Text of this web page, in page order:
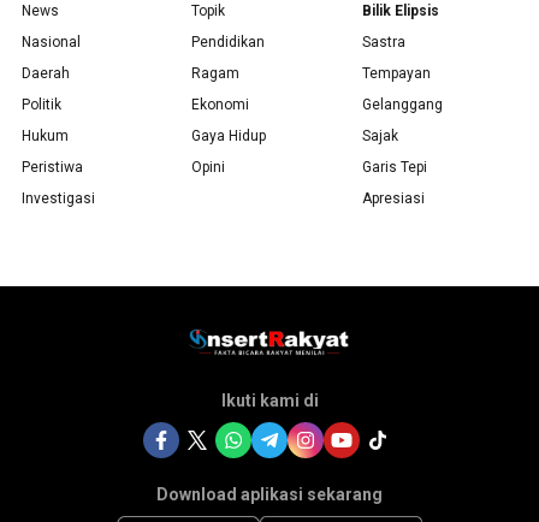
News
Nasional
Daerah
Politik
Hukum
Peristiwa
Investigasi
Topik
Pendidikan
Ragam
Ekonomi
Gaya Hidup
Opini
Bilik Elipsis
Sastra
Tempayan
Gelanggang
Sajak
Garis Tepi
Apresiasi
Ikuti kami di
Download aplikasi sekarang